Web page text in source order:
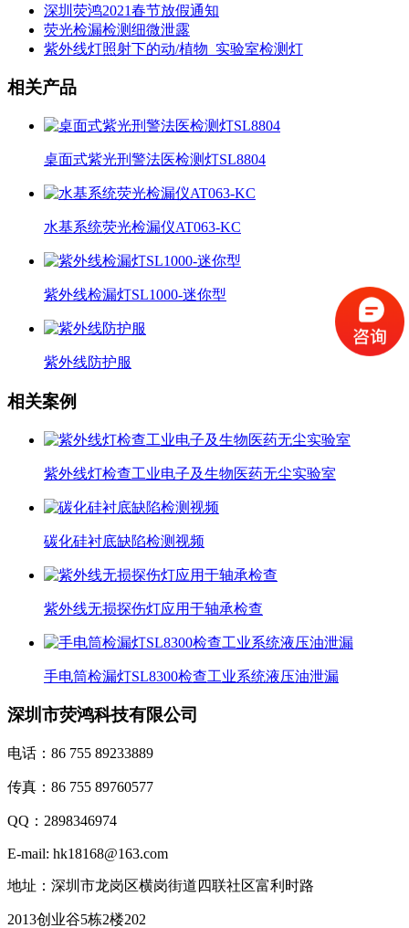
深圳荧鸿2021春节放假通知
荧光检漏检测细微泄露
紫外线灯照射下的动/植物_实验室检测灯
相关产品
桌面式紫光刑警法医检测灯SL8804
水基系统荧光检漏仪AT063-KC
紫外线检漏灯SL1000-迷你型
紫外线防护服
相关案例
紫外线灯检查工业电子及生物医药无尘实验室
碳化硅衬底缺陷检测视频
紫外线无损探伤灯应用于轴承检查
手电筒检漏灯SL8300检查工业系统液压油泄漏
深圳市荧鸿科技有限公司
电话：86 755 89233889
传真：86 755 89760577
QQ：2898346974
E-mail: hk18168@163.com
地址：深圳市龙岗区横岗街道四联社区富利时路
2013创业谷5栋2楼202